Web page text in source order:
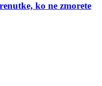
ko ne zmorete